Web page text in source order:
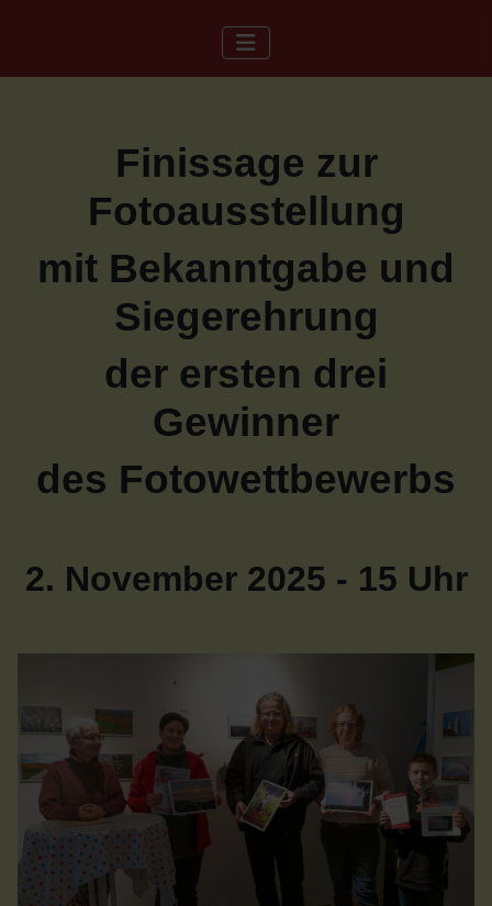
Finissage zur
Fotoausstellung
mit Bekanntgabe und
Siegerehrung
der ersten drei
Gewinner
des Fotowettbewerbs
2. November 2025 - 15 Uhr